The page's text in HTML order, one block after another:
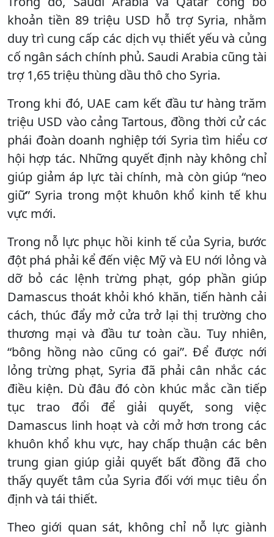
khoản tiền 89 triệu USD hỗ trợ Syria, nhằm
duy trì cung cấp các dịch vụ thiết yếu và củng
cố ngân sách chính phủ. Saudi Arabia cũng tài
trợ 1,65 triệu thùng dầu thô cho Syria.
Trong khi đó, UAE cam kết đầu tư hàng trăm
triệu USD vào cảng Tartous, đồng thời cử các
phái đoàn doanh nghiệp tới Syria tìm hiểu cơ
hội hợp tác. Những quyết định này không chỉ
giúp giảm áp lực tài chính, mà còn giúp “neo
giữ” Syria trong một khuôn khổ kinh tế khu
vực mới.
Trong nỗ lực phục hồi kinh tế của Syria, bước
đột phá phải kể đến việc Mỹ và EU nới lỏng và
dỡ bỏ các lệnh trừng phạt, góp phần giúp
Damascus thoát khỏi khó khăn, tiến hành cải
cách, thúc đẩy mở cửa trở lại thị trường cho
thương mại và đầu tư toàn cầu. Tuy nhiên,
“bông hồng nào cũng có gai”. Để được nới
lỏng trừng phạt, Syria đã phải cân nhắc các
điều kiện. Dù đâu đó còn khúc mắc cần tiếp
tục trao đổi để giải quyết, song việc
Damascus linh hoạt và cởi mở hơn trong các
khuôn khổ khu vực, hay chấp thuận các bên
trung gian giúp giải quyết bất đồng đã cho
thấy quyết tâm của Syria đối với mục tiêu ổn
định và tái thiết.
Theo giới quan sát, không chỉ nỗ lực giành